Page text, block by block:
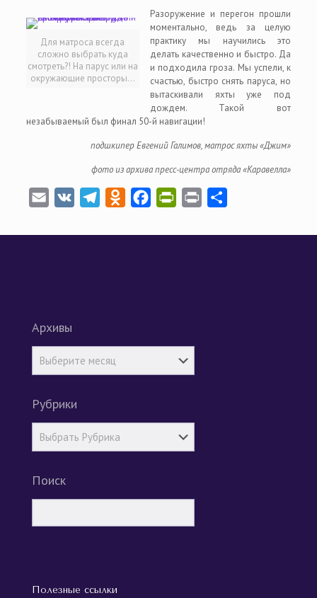
Для матроса всегда
сложно выбрать куда
смотреть?! На парус или на
окружающие просторы…
Разоружение и перегон прошли
моментально, ведь за целую
практику мы научились это
делать качественно и быстро. Да
и подходила гроза. Мы успели, к
счастью, быстро снять паруса, но
вытаскивали яхты уже под
дождем. Такой вот
незабываемый был финал 50-й навигации!
подшкипер Евгений Галимов, матрос яхты «Джим»
фото из архива пресс-центра отряда «Каравелла»
Email VK TelegramOdnoklassniki
FacebookPrintFriendly
Print
Архивы
Рубрики
Поиск
Полезные ссылки